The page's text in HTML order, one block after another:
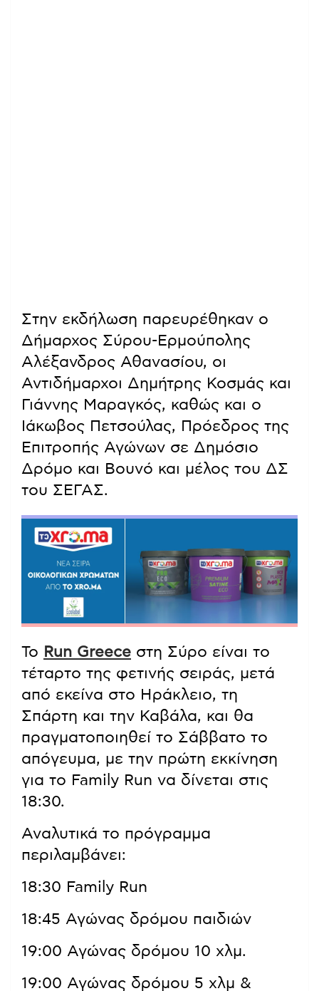
Στην εκδήλωση παρευρέθηκαν ο
Δήμαρχος Σύρου-Ερμούπολης
Αλέξανδρος Αθανασίου, οι
Αντιδήμαρχοι Δημήτρης Κοσμάς και
Γιάννης Μαραγκός, καθώς και ο
Ιάκωβος Πετσούλας, Πρόεδρος της
Επιτροπής Αγώνων σε Δημόσιο
Δρόμο και Βουνό και μέλος του ΔΣ
του ΣΕΓΑΣ.
Το Run Greece στη Σύρο είναι το
τέταρτο της φετινής σειράς, μετά
από εκείνα στο Ηράκλειο, τη
Σπάρτη και την Καβάλα, και θα
πραγματοποιηθεί το Σάββατο το
απόγευμα, με την πρώτη εκκίνηση
για το Family Run να δίνεται στις
18:30.
Αναλυτικά το πρόγραμμα
περιλαμβάνει:
18:30 Family Run
18:45 Αγώνας δρόμου παιδιών
19:00 Αγώνας δρόμου 10 χλμ.
19:00 Αγώνας δρόμου 5 χλμ &